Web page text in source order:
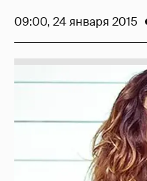
09:00, 24 января 2015